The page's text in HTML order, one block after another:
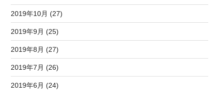
2019年10月 (27)
2019年9月 (25)
2019年8月 (27)
2019年7月 (26)
2019年6月 (24)